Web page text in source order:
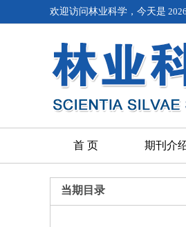
欢迎访问林业科学，今天是
首 页 期刊介
当期目录